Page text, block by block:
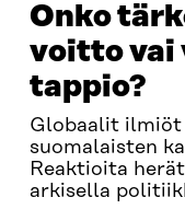
Onko
voitto vai
tappio?
Globaalit ilmiöt
suomalaisten
Reaktioita
arkisella